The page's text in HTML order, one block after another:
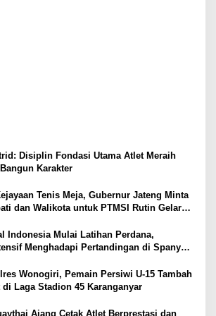
Disiplin Fondasi Utama Atlet Meraih
Karakter
Tenis Meja, Gubernur Jateng Minta
dan Walikota untuk PTMSI Rutin Gelar
Indonesia Mulai Latihan Perdana,
Menghadapi Pertandingan di Spanyol
Wonogiri, Pemain Persiwi U-15 Tambah
di Laga Stadion 45 Karanganyar
Ajang Cetak Atlet Berprestasi dan